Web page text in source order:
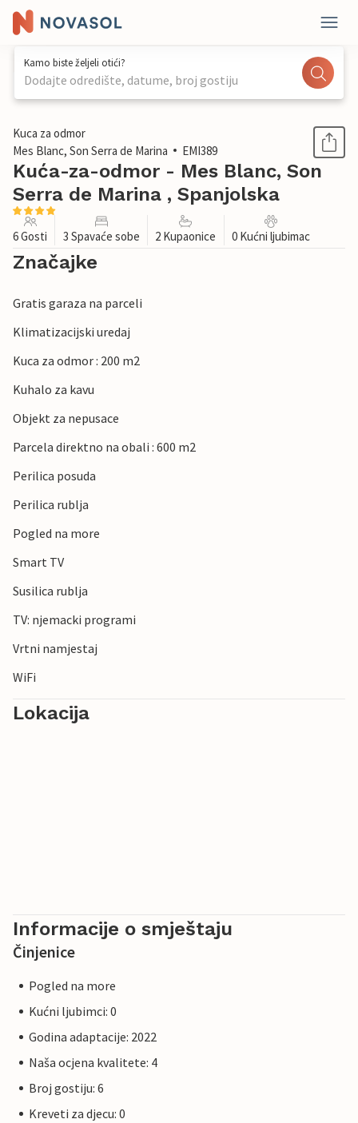
Kamo biste željeli otići?
Dodajte odredište, datume, broj gostiju
1 / 36
Kuca za odmor
Mes Blanc, Son Serra de Marina
EMI389
Kuća-za-odmor - Mes Blanc, Son
Serra de Marina , Spanjolska
6 Gosti 3 Spavaće sobe 2 Kupaonice 0 Kućni ljubimac
Značajke
Gratis garaza na parceli
Klimatizacijski uredaj
Kuca za odmor : 200 m2
Kuhalo za kavu
Objekt za nepusace
Parcela direktno na obali : 600 m2
Perilica posuda
Perilica rublja
Pogled na more
Smart TV
Susilica rublja
TV: njemacki programi
Vrtni namjestaj
WiFi
Lokacija
Informacije o smještaju
Činjenice
Pogled na more
Kućni ljubimci: 0
Godina adaptacije: 2022
Naša ocjena kvalitete: 4
Broj gostiju: 6
Kreveti za djecu: 0